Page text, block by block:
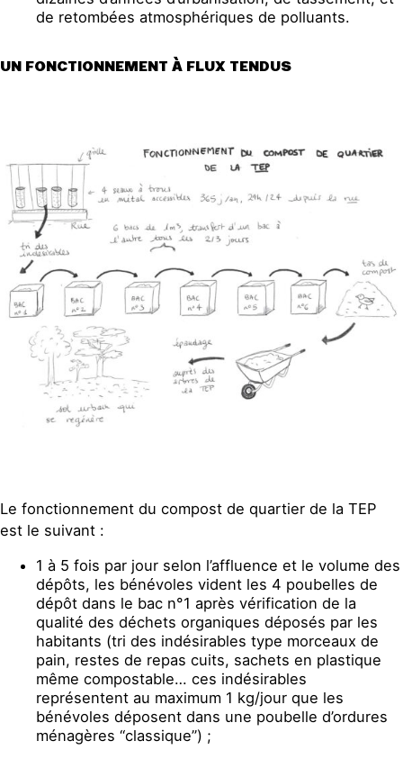
de retombées atmosphériques de polluants.
UN FONCTIONNEMENT À FLUX TENDUS
Le fonctionnement du compost de quartier de la TEP
est le suivant :
1 à 5 fois par jour selon l’affluence et le volume des
dépôts, les bénévoles vident les 4 poubelles de
dépôt dans le bac n°1 après vérification de la
qualité des déchets organiques déposés par les
habitants (tri des indésirables type morceaux de
pain, restes de repas cuits, sachets en plastique
même compostable… ces indésirables
représentent au maximum 1 kg/jour que les
bénévoles déposent dans une poubelle d’ordures
ménagères “classique”) ;